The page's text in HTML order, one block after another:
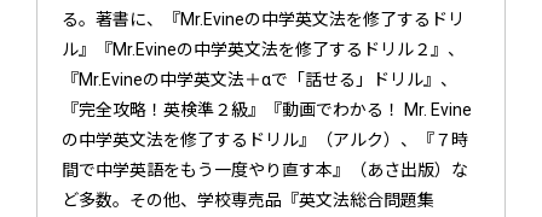
る。著書に、『Mr.Evineの中学英文法を修了するドリ
ル』『Mr.Evineの中学英文法を修了するドリル２』、
『Mr.Evineの中学英文法＋αで「話せる」ドリル』、
『完全攻略！英検準２級』『動画でわかる！ Mr. Evine
の中学英文法を修了するドリル』（アルク）、『７時
間で中学英語をもう一度やり直す本』（あさ出版）な
ど多数。その他、学校専売品『英文法総合問題集